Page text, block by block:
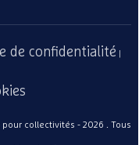
de confidentialité
collectivités - 2026 . Tous